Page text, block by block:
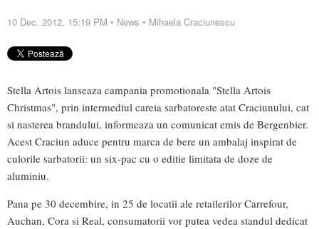
10 Dec. 2012, 15:19 PM • News • Mihaela Craciunescu
Stella Artois lanseaza campania promotionala "Stella Artois
Christmas", prin intermediul careia sarbatoreste atat Craciunului, cat
si nasterea brandului, informeaza un comunicat emis de Bergenbier.
Acest Craciun aduce pentru marca de bere un ambalaj inspirat de
culorile sarbatorii: un six-pac cu o editie limitata de doze de
aluminiu.
Pana pe 30 decembire, in 25 de locatii ale retailerilor Carrefour,
Auchan, Cora si Real, consumatorii vor putea vedea standul dedicat